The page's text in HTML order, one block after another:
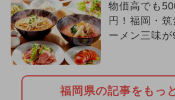
物価高でも
円！福岡・
ーメン三味
福岡県の記事をもっ